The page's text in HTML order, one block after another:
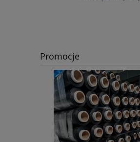
Promocje